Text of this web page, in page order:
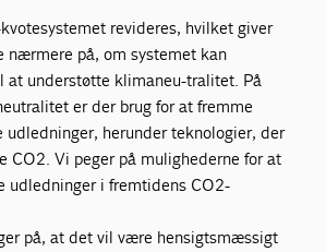
revideres, hvilket giver
nærmere på, om systemet kan
at understøtte klimaneu-tralitet. På
er der brug for at fremme
udledninger, herunder teknologier, der
CO2. Vi peger på mulighederne for at
udledninger i fremtidens CO2-
på, at det vil være hensigtsmæssigt